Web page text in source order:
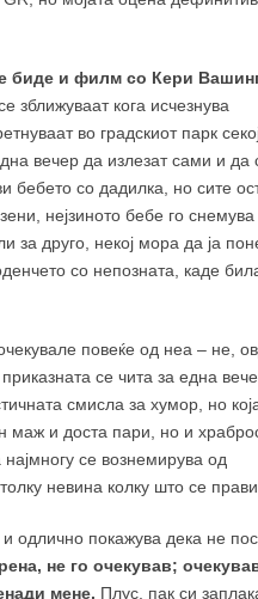
биде и филм со Кери
зближуваат кога исчезнува
во градскиот парк
вечер да излезат сами и да
со дадилка, но сите
нејзиното бебе го
за друго, некој мора да ја
со непозната, каде
повеќе од неа – не,
се чита за една
смисла за хумор, но
маж и доста пари, но и
се вознемирува од
невина колку што се
одлично покажува дека не
не го очекував;
мене. Плус, пак си